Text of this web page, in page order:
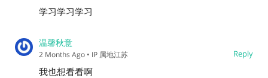
学习学习学习
温馨秋意
Reply
2 Months Ago • IP 属地江苏
我也想看看啊